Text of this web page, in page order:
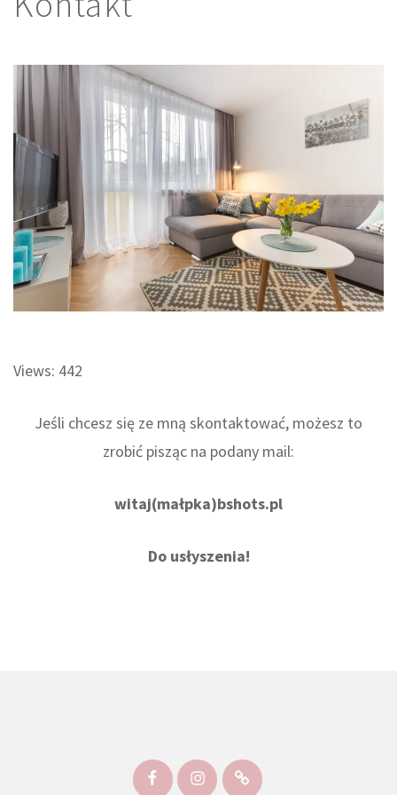
Views: 442
Jeśli chcesz się ze mną skontaktować, możesz to
zrobić pisząc na podany mail:
witaj(małpka)bshots.pl
Do usłyszenia!
FacebookInstagramKontakt